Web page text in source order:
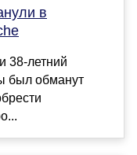
в
38-летний
был обманут